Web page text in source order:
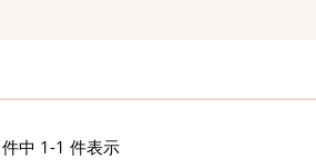
中 1-1 件表示